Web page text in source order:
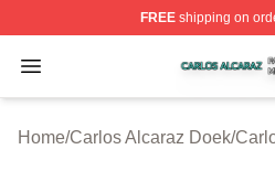
FREEshipping on
Open menu
Carlos Alcaraz Shop ⚡️
Home/Carlos Alcaraz Doek/